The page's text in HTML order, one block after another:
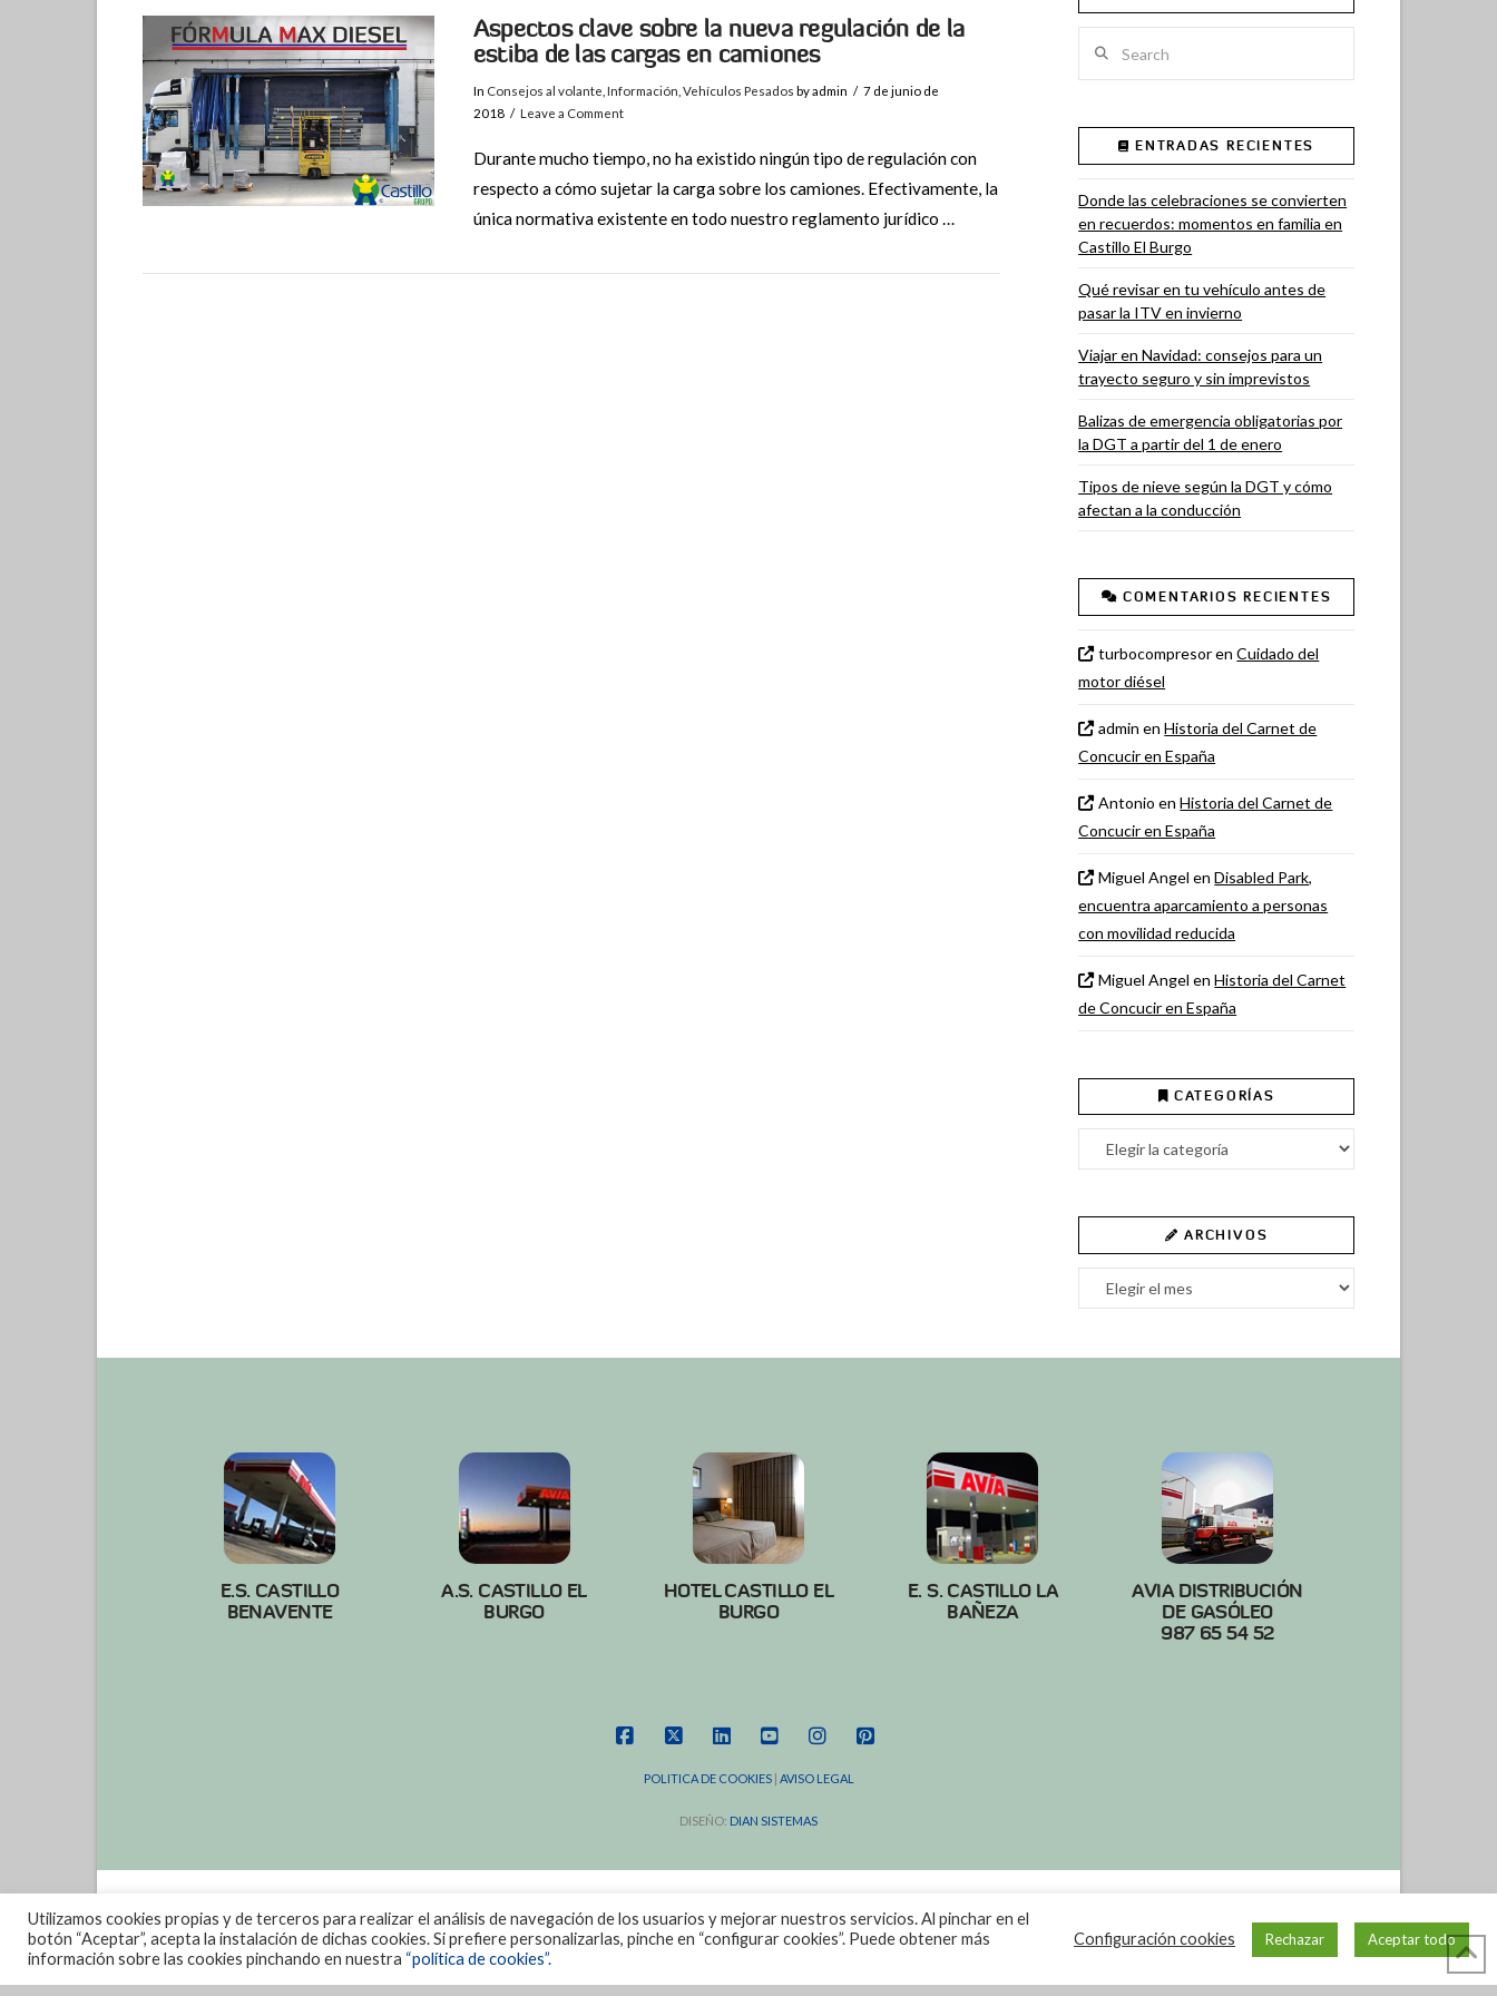
Aspectos clave sobre la nueva regulación de la
estiba de las cargas en camiones
In Consejos al volante Información Vehículos Pesados by admin
7 de junio de
2018
Leave a Comment
Durante mucho tiempo, no ha existido ningún tipo de regulación con
respecto a cómo sujetar la carga sobre los camiones. Efectivamente, la
única normativa existente en todo nuestro reglamento jurídico …
ENTRADAS RECIENTES
Donde las celebraciones se convierten
en recuerdos: momentos en familia en
Castillo El Burgo
Qué revisar en tu vehículo antes de
pasar la ITV en invierno
Viajar en Navidad: consejos para un
trayecto seguro y sin imprevistos
Balizas de emergencia obligatorias por
la DGT a partir del 1 de enero
Tipos de nieve según la DGT y cómo
afectan a la conducción
COMENTARIOS RECIENTES
turbocompresorenCuidado del
motor diésel
admin enHistoria del Carnet de
Concucir en España
Antonio enHistoria del Carnet de
Concucir en España
Miguel Angel enDisabled Park,
encuentra aparcamiento a personas
con movilidad reducida
Miguel Angel enHistoria del Carnet
de Concucir en España
CATEGORÍAS
Categorías
ARCHIVOS
Archivos
E.S. CASTILLO
BENAVENTE
A.S. CASTILLO EL
BURGO
HOTEL CASTILLO EL
BURGO
E. S. CASTILLO LA
BAÑEZA
AVIA DISTRIBUCIÓN
DE GASÓLEO
987 65 54 52
POLITICA DE COOKIES| AVISO LEGAL
DISEÑO: DIAN SISTEMAS
Utilizamos cookies propias y de terceros para realizar el análisis de navegación de los usuarios y mejorar nuestros servicios. Al pinchar en el
botón “Aceptar”, acepta la instalación de dichas cookies. Si prefiere personalizarlas, pinche en “configurar cookies”. Puede obtener más
información sobre las cookies pinchando en nuestra “política de cookies”.
Configuración cookies Rechazar Aceptar todo